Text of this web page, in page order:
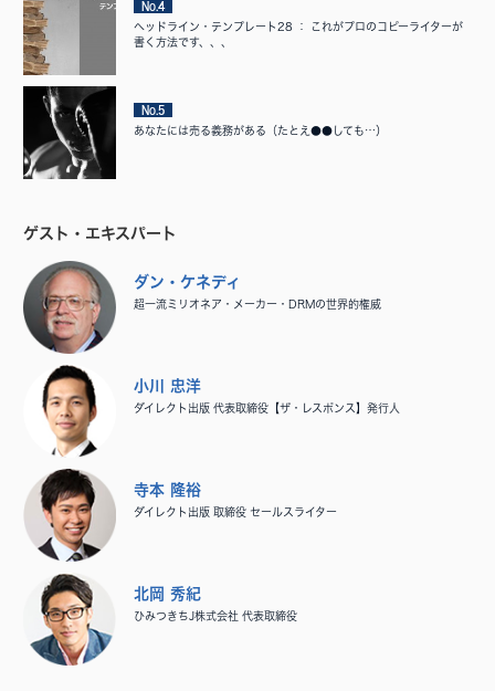
No.4
ヘッドライン・テンプレート28 ： これがプロのコピーライターが
書く方法です、、、
No.5
あなたには売る義務がある（たとえ●●しても…）
ゲスト・エキスパート
ダン・ケネディ
超一流ミリオネア・メーカー・DRMの世界的権威
小川 忠洋
ダイレクト出版 代表取締役【ザ・レスポンス】発行人
寺本 隆裕
ダイレクト出版 取締役 セールスライター
北岡 秀紀
ひみつきちJ株式会社 代表取締役